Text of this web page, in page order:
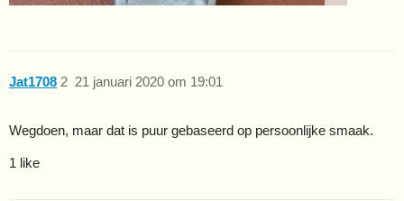
Jat1708 21 januari 2020 om 19:01
2
Wegdoen, maar dat is puur gebaseerd op persoonlijke smaak.
1 like